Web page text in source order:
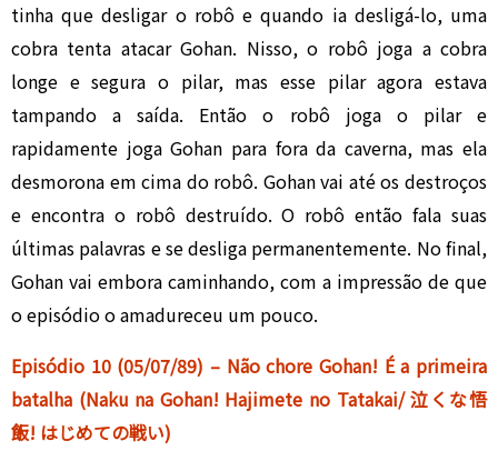
tinha que desligar o robô e quando ia desligá-lo, uma
cobra tenta atacar Gohan. Nisso, o robô joga a cobra
longe e segura o pilar, mas esse pilar agora estava
tampando a saída. Então o robô joga o pilar e
rapidamente joga Gohan para fora da caverna, mas ela
desmorona em cima do robô. Gohan vai até os destroços
e encontra o robô destruído. O robô então fala suas
últimas palavras e se desliga permanentemente. No final,
Gohan vai embora caminhando, com a impressão de que
o episódio o amadureceu um pouco.
Episódio 10 (05/07/89) – Não chore Gohan! É a primeira
batalha (Naku na Gohan! Hajimete no Tatakai/ 泣くな悟
飯! はじめての戦い)